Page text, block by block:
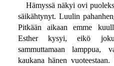
Hämyssä näkyi ovi
säikähtynyt. Luulin
Pitkään aikaan emme
Esther kysyi, eikö
sammuttamaan
kaukana hänen